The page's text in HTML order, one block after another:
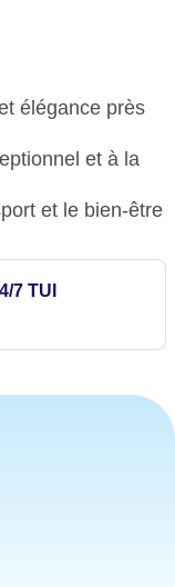
élégance près
et à la
et le bien-être
7 TUI